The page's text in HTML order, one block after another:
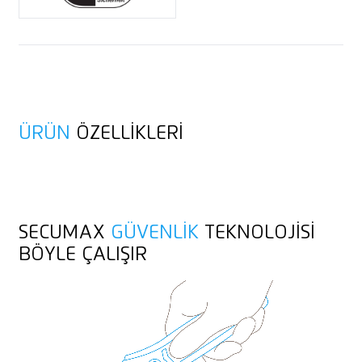
ÜRÜN ÖZELLIKLERI
SECUMAX GÜVENLIKTEKNOLOJISI
BÖYLE ÇALIŞIR